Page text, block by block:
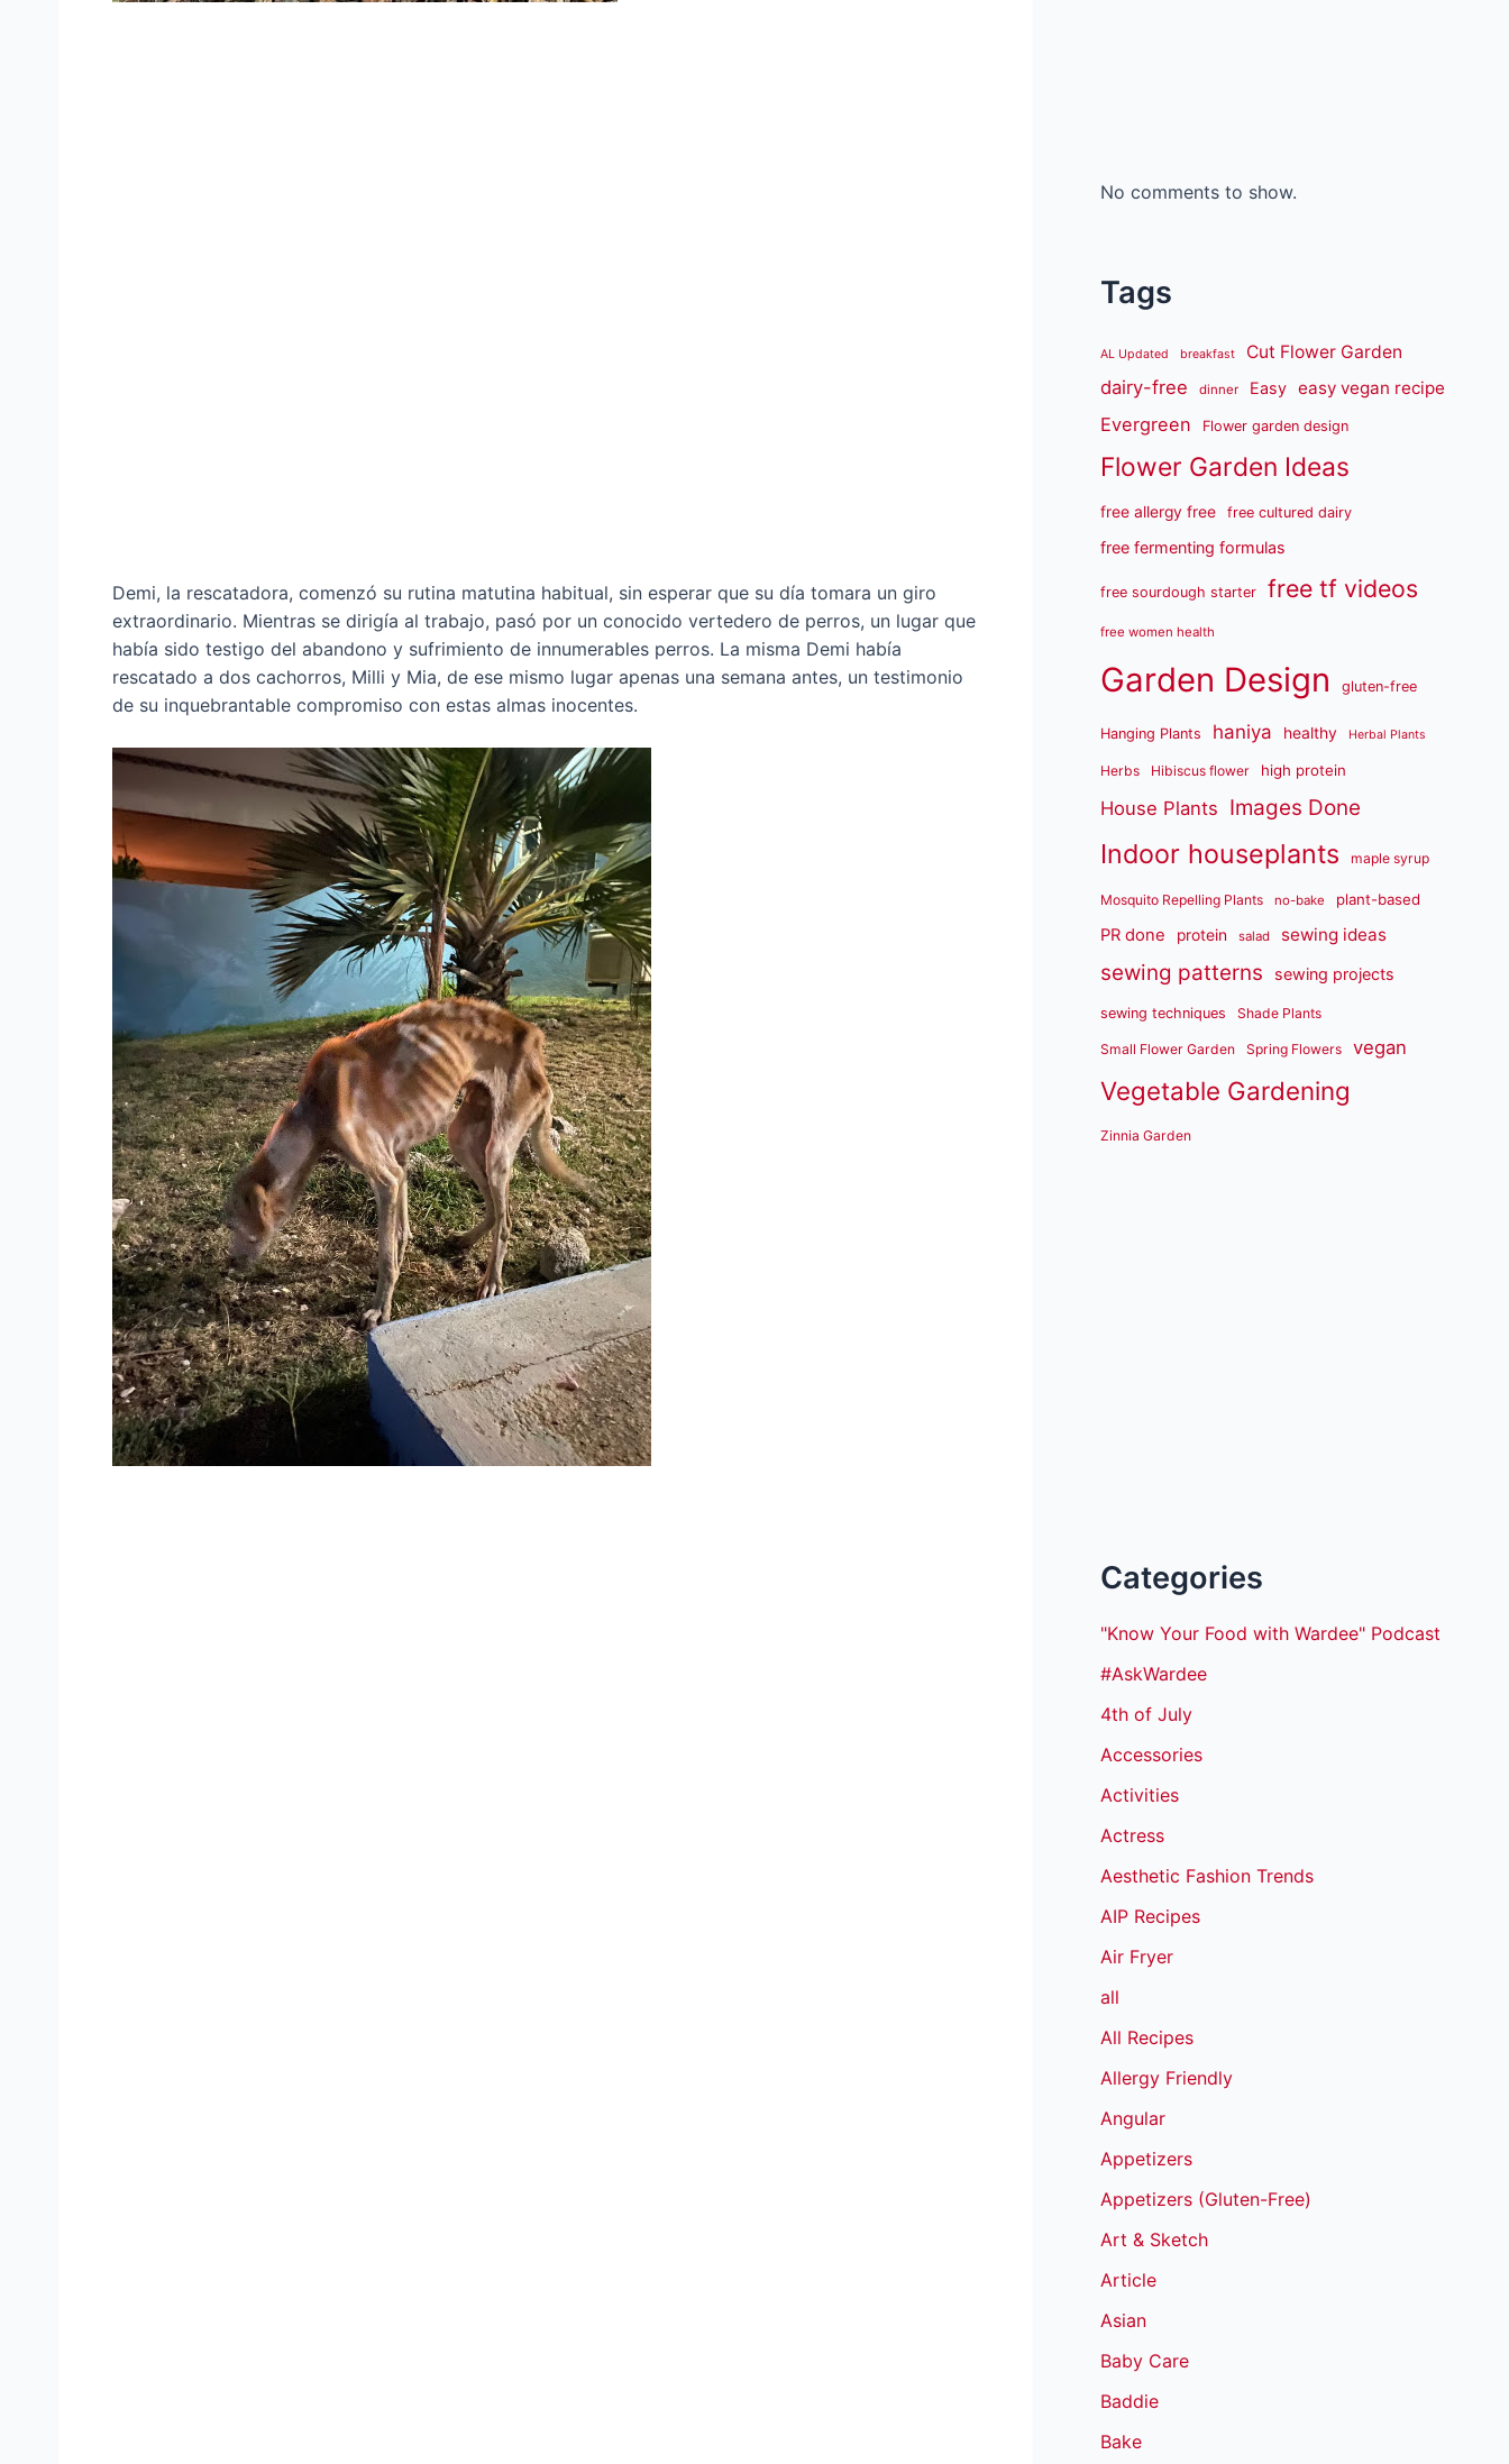
Demi, la rescatadora, comenzó su rutina matutina habitual, sin esperar que su día tomara un giro
extraordinario. Mientras se dirigía al trabajo, pasó por un conocido vertedero de perros, un lugar que
había sido testigo del abandono y sufrimiento de innumerables perros. La misma Demi había
rescatado a dos cachorros, Milli y Mia, de ese mismo lugar apenas una semana antes, un testimonio
de su inquebrantable compromiso con estas almas inocentes.
No comments to show.
Tags
AL Updated breakfast Cut Flower Garden
dairy-free dinner Easy easy vegan recipe
Evergreen Flower garden design
Flower Garden Ideas
free allergy free free cultured dairy
free fermenting formulas
free sourdough starter free tf videos
free women health
Garden Design gluten-free
Hanging Plants haniya healthy Herbal Plants
Herbs Hibiscus flower high protein
House Plants Images Done
Indoor houseplants maple syrup
Mosquito Repelling Plants no-bake plant-based
PR done protein salad sewing ideas
sewing patterns sewing projects
sewing techniques Shade Plants
Small Flower Garden Spring Flowers vegan
Vegetable Gardening
Zinnia Garden
Categories
"Know Your Food with Wardee" Podcast
#AskWardee
4th of July
Accessories
Activities
Actress
Aesthetic Fashion Trends
AIP Recipes
Air Fryer
all
All Recipes
Allergy Friendly
Angular
Appetizers
Appetizers (Gluten-Free)
Art & Sketch
Article
Asian
Baby Care
Baddie
Bake